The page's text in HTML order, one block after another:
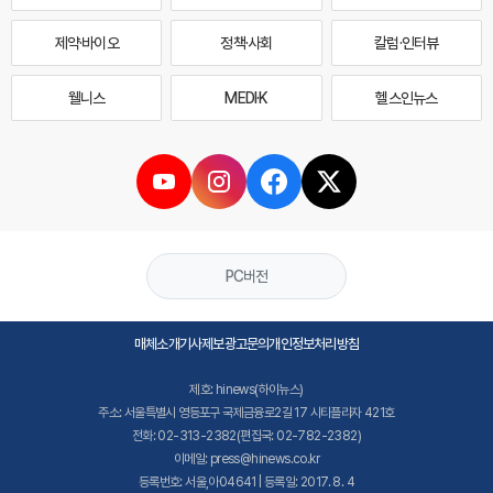
제약·바이오 정책·사회 칼럼·인터뷰
웰니스 MEDI·K 헬스인뉴스
PC버전
매체소개기사제보광고문의개인정보처리방침
제호: hinews(하이뉴스)
주소: 서울특별시 영등포구 국제금융로2길 17 시티플라자 421호
전화: 02-313-2382(편집국: 02-782-2382)
이메일: press@hinews.co.kr
등록번호: 서울,아04641 | 등록일: 2017. 8. 4